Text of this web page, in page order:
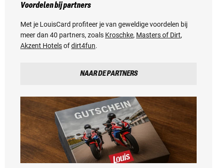
Voordelen bij partners
Met je LouisCard profiteer je van geweldige voordelen bij
meer dan 40 partners, zoals Kroschke, Masters of Dirt,
Akzent Hotelsofdirt4fun.
NAAR DE PARTNERS